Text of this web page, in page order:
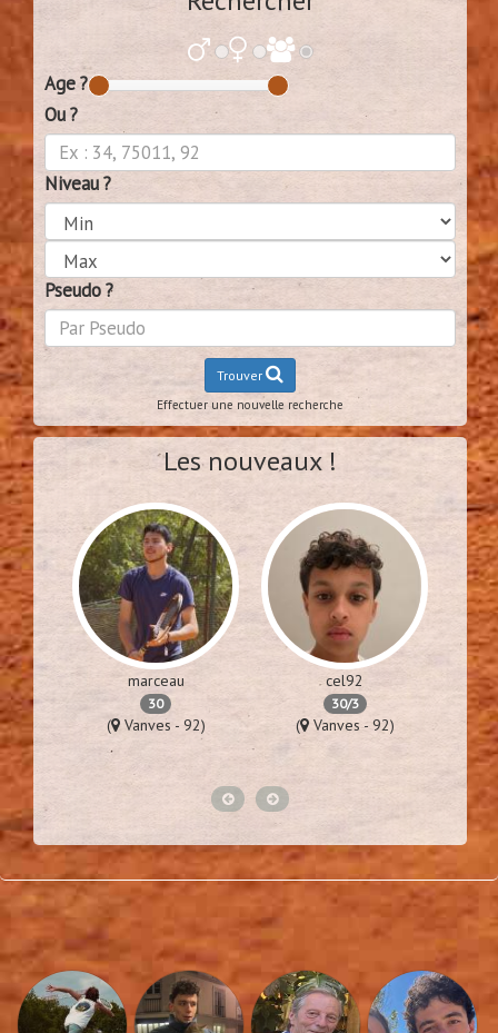
Age ?
Ou ?
Niveau ?
Pseudo ?
Trouver
Effectuer une nouvelle recherche
Les nouveaux !
marceau
30
( Vanves - 92)
cel92
30/3
( Vanves - 92)